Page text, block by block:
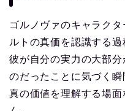
ゴルノヴァのキャラク
ルトの真価を認識する過
彼が自分の実力の大部
のだったことに気づく
真の価値を理解する場